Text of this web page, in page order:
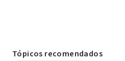
Tópicos recomendados